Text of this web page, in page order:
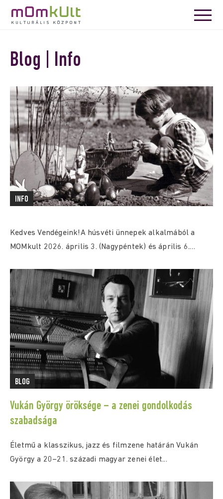
Blog | Info
INFO
Kedves Vendégeink!A húsvéti ünnepek alkalmából a
MOMkult 2026. április 3. (Nagypéntek) és április 6.
BLOG
Vukán György öröksége – a zenei gondolkodás
szabadsága
Életmű a klasszikus, jazz és filmzene határán Vukán
György a 20–21. századi magyar zenei élet...